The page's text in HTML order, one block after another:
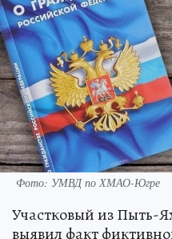
Фото: УМВД по ХМАО-Югре
Участковый из Пыть-
выявил факт